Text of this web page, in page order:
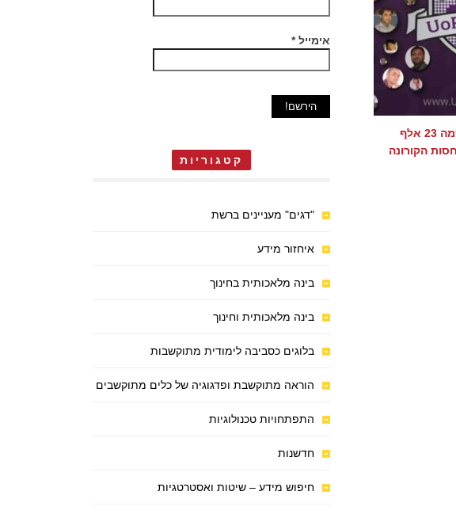
האוניברסיטה שרשמה 23 אלף
הקורונה
אימייל*
קטגוריות
"דגים" מעניינים ברשת
איחזור מידע
בינה מלאכותית בחינוך
בינה מלאכותית וחינוך
בלוגים כסביבה לימודית מתוקשבות
הוראה מתוקשבת ופדגוגיה של כלים מתוקשבים
התפתחויות טכנולוגיות
חדשנות
חיפוש מידע – שיטות ואסטרטגיות